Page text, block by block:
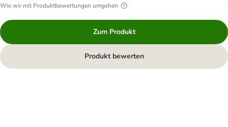
Wie wir mit Produktbewertungen umgehen
Zum Produkt
Produkt bewerten